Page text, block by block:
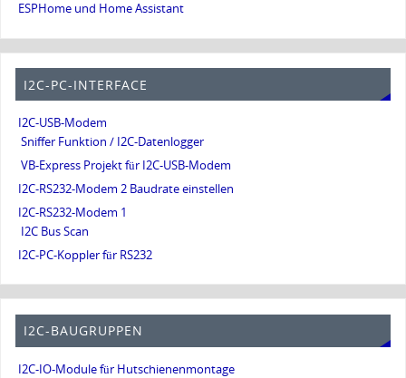
ESPHome und Home Assistant
I2C-PC-INTERFACE
I2C-USB-Modem
Sniffer Funktion / I2C-Datenlogger
VB-Express Projekt für I2C-USB-Modem
I2C-RS232-Modem 2 Baudrate einstellen
I2C-RS232-Modem 1
I2C Bus Scan
I2C-PC-Koppler für RS232
I2C-BAUGRUPPEN
I2C-IO-Module für Hutschienenmontage